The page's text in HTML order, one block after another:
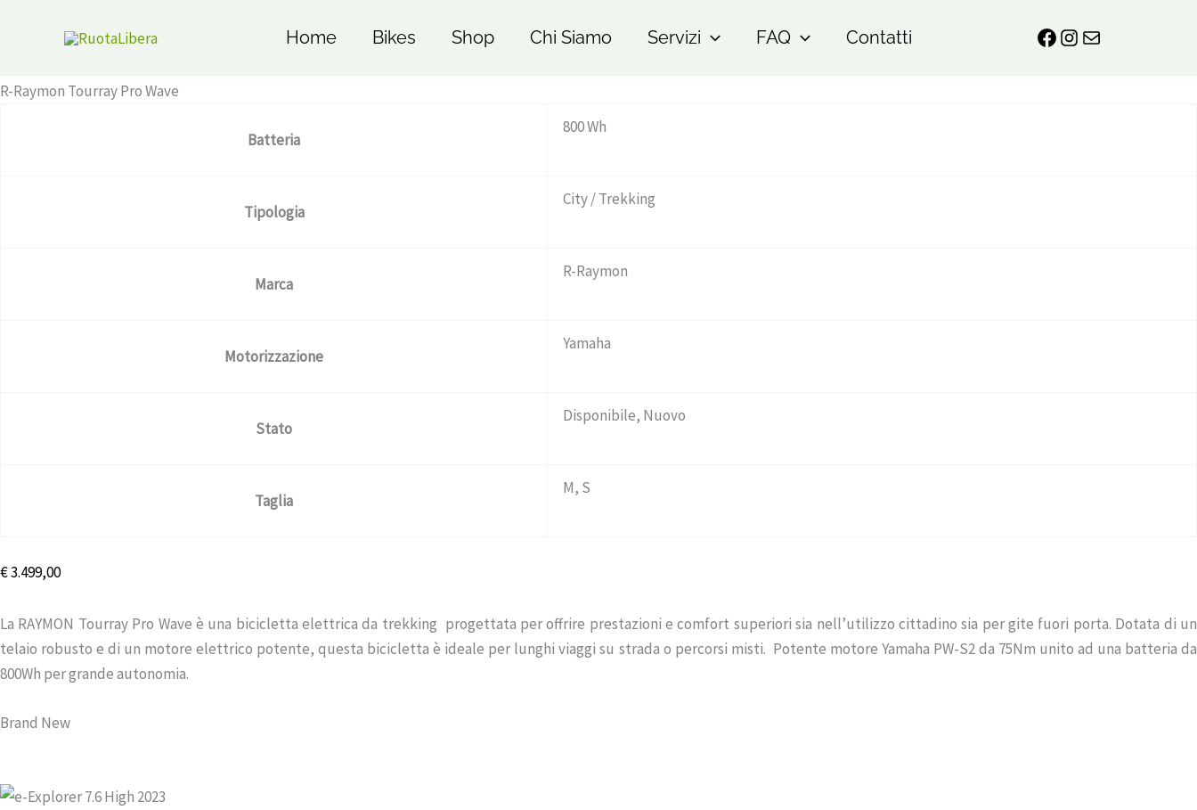
Home Bikes Shop Chi Siamo Servizi FAQ Contatti
R-Raymon Tourray Pro Wave
Batteria
800 Wh
Tipologia
City / Trekking
Marca
R-Raymon
Motorizzazione
Yamaha
Stato
Disponibile, Nuovo
Taglia
M, S
€3.499,00
La RAYMON Tourray Pro Wave è una bicicletta elettrica da trekking progettata per offrire prestazioni e comfort superiori sia nell’utilizzo cittadino sia per gite fuori porta. Dotata di un
telaio robusto e di un motore elettrico potente, questa bicicletta è ideale per lunghi viaggi su strada o percorsi misti. Potente motore Yamaha PW-S2 da 75Nm unito ad una batteria da
800Wh per grande autonomia.
Brand New